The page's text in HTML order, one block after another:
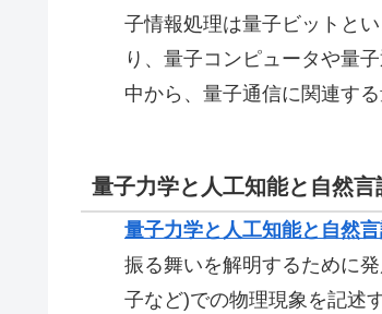
子情報処理は量子ビットと
り、量子コンピュータや量
中から、量子通信に関連す
量子力学と人工知能と自然言
量子力学と人工知能と自然
振る舞いを解明するために
子など)での物理現象を記述